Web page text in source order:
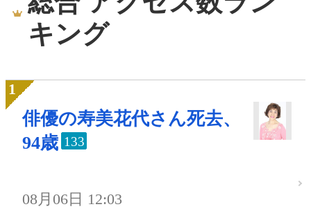
キング
俳優の寿美花代さん死去、
94歳 133
08月06日 12:03